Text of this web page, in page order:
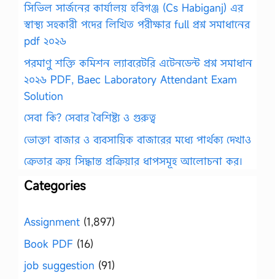
সিভিল সার্জনের কার্যালয় হবিগঞ্জ (Cs Habiganj) এর
স্বাস্থ্য সহকারী পদের লিখিত পরীক্ষার full প্রশ্ন সমাধানের
pdf ২০২৬
পরমাণু শক্তি কমিশন ল্যাবরেটরি এটেনডেন্ট প্রশ্ন সমাধান
২০২৬ PDF, Baec Laboratory Attendant Exam
Solution
সেবা কি? সেবার বৈশিষ্ট্য ও গুরুত্ব
ভোক্তা বাজার ও ব্যবসায়িক বাজারের মধ্যে পার্থক্য দেখাও
ক্রেতার ক্রয় সিদ্ধান্ত প্রক্রিয়ার ধাপসমূহ আলোচনা কর।
Categories
Assignment (1,897)
Book PDF (16)
job suggestion (91)